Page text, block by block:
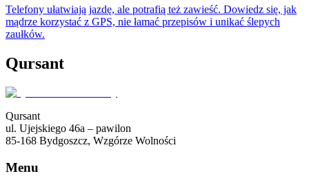
Telefony ułatwiają jazdę, ale potrafią też zawieść. Dowiedz się, jak
mądrze korzystać z GPS, nie łamać przepisów i unikać ślepych
zaułków.
Qursant
Qursant
ul. Ujejskiego 46a – pawilon
85-168 Bydgoszcz, Wzgórze Wolności
Menu